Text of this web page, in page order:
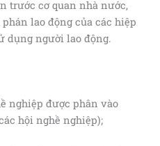
trước cơ quan nhà nước,
lao động của các hiệp
dụng người lao động.
nghiệp được phân vào
hội nghề nghiệp);